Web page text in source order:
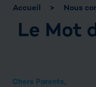
Accueil > Nous
Le Mot
Chers Parents,